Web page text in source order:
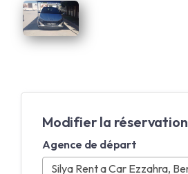
Modifier la réservation
Agence de départ